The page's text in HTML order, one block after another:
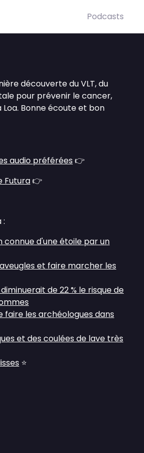
Podcasts
découverte du VLT, du
pour prévenir le cancer,
Loa. Bonne écoute et bon
audio préférées 👉
Futura👉
:
connue d'une étoile par un
et faire marcher les
de 22 % le risque de
faire les archéologues dans
et des coulées de lave très
⭐